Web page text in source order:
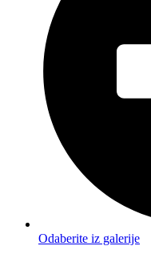
Odaberite iz galerije